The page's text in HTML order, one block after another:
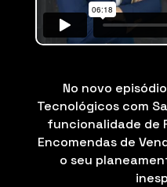
No novo
Tecnológicos com
funcionalidade de
Encomendas de
o seu